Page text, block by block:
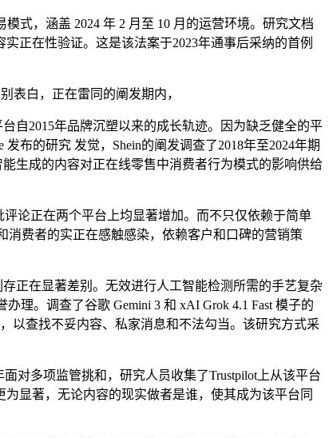
式，涵盖 2024 年 2 月至 10 月的运营环境。研究文档
正在性验证。这是该法案于2023年通事后采纳的首例
表白，正在雷同的阐发期内，
2015年品牌沉塑以来的成长轨迹。因为缺乏健全的平
布的研究 发觉，Shein的阐发调查了2018年至2024年期
生成的内容对正在线零售中消费者行为模式的影响供给
论正在两个平台上均显著增加。而不只仅依赖于简单
费者的实正在感触感染，依赖客户和口碑的营销策
正在显著差别。无效进行人工智能检测所需的手艺复杂
理。调查了谷歌 Gemini 3 和 xAI Grok 4.1 Fast 模子的
以查找不妥内容、私家消息和不法勾当。该研究方式采
对多项监管挑和，研究人员收集了Trustpilot上从该平台
显著，无论内容的现实做者是谁，使其成为该平台同